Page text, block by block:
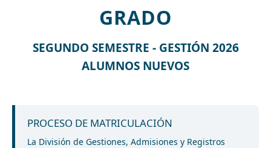
GRADO
SEGUNDO SEMESTRE - GESTIÓN 2026
ALUMNOS NUEVOS
PROCESO DE MATRICULACIÓN
La División de Gestiones, Admisiones y Registros